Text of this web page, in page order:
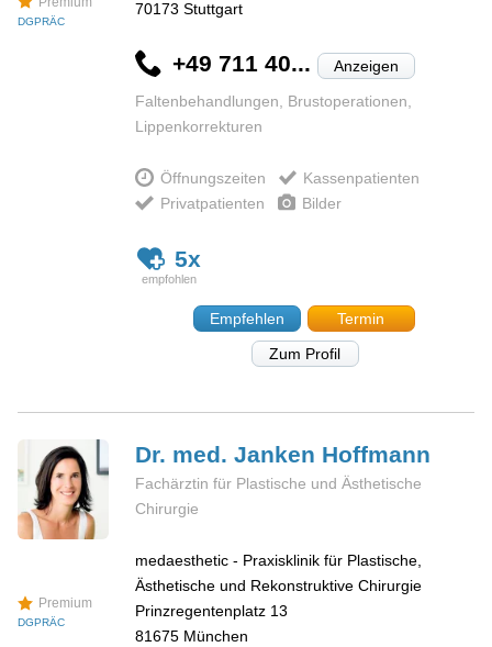
DGPRÄC
70173 Stuttgart
+49 711 40... Anzeigen
Faltenbehandlungen, Brustoperationen,
Lippenkorrekturen
Öffnungszeiten
Kassenpatienten
Privatpatienten
Bilder
5x
Empfehlen
Termin
Zum Profil
Premium
DGPRÄC
Dr. med. Janken Hoffmann
Fachärztin für Plastische und Ästhetische
Chirurgie
medaesthetic - Praxisklinik für Plastische,
Ästhetische und Rekonstruktive Chirurgie
Prinzregentenplatz 13
81675 München